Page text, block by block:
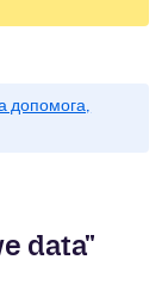
допомога,
data"